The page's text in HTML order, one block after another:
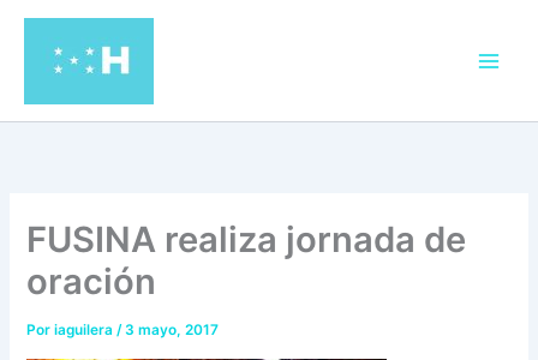
contenido
FUSINA realiza jornada de
oración
Poriaguilera/3 mayo, 2017